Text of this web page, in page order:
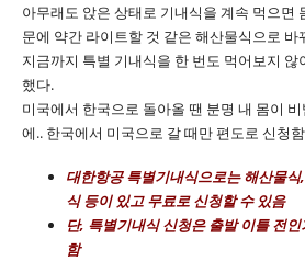
아무래도 앉은 상태로 기내식을 계속 먹으면
문에 약간 라이트할 것 같은 해산물식으로 바
지금까지 특별 기내식을 한 번도 먹어보지 않
했다.
미국에서 한국으로 돌아올 땐 분명 내 몸이
에.. 한국에서 미국으로 갈 때만 편도로 신청
대한항공 특별기내식으로는 해산물
식 등이 있고 무료로 신청할 수 있음
단, 특별기내식 신청은 출발 이틀 전
함